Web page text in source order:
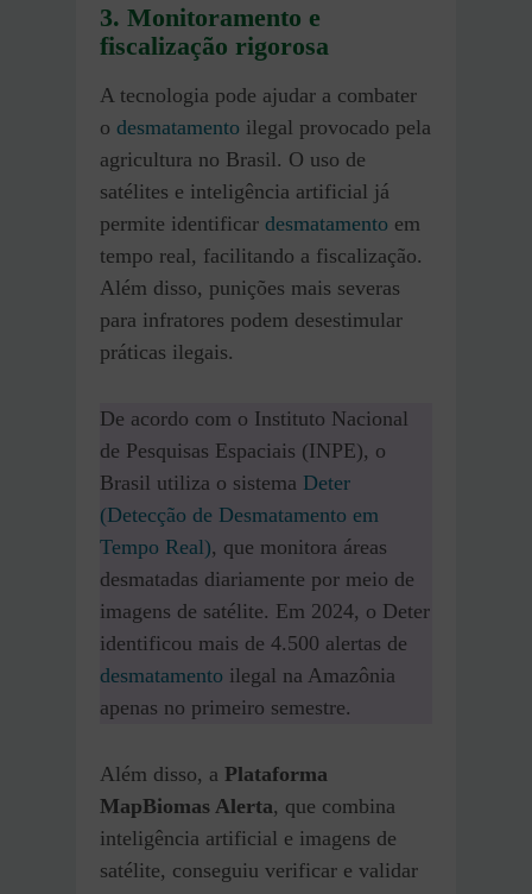
3. Monitoramento e
fiscalização rigorosa
A tecnologia pode ajudar a combater
o desmatamento ilegal provocado pela
agricultura no Brasil. O uso de
satélites e inteligência artificial já
permite identificar desmatamento em
tempo real, facilitando a fiscalização.
Além disso, punições mais severas
para infratores podem desestimular
práticas ilegais.
De acordo com o Instituto Nacional
de Pesquisas Espaciais (INPE), o
Brasil utiliza o sistema Deter
(Detecção de Desmatamento em
Tempo Real), que monitora áreas
desmatadas diariamente por meio de
imagens de satélite. Em 2024, o Deter
identificou mais de 4.500 alertas de
desmatamento ilegal na Amazônia
apenas no primeiro semestre.
Além disso, a Plataforma
MapBiomas Alerta, que combina
inteligência artificial e imagens de
satélite, conseguiu verificar e validar